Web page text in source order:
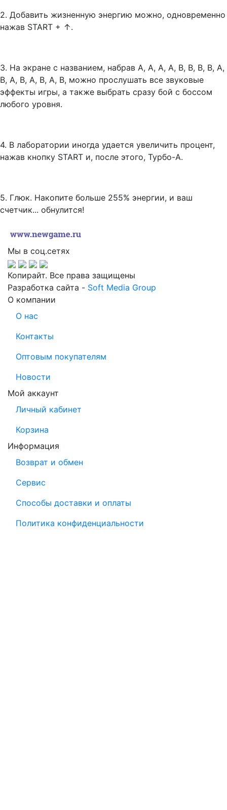
2. Добавить жизненную энергию можно, одновременно
нажав START + ↑.
3. На экране с названием, набрав А, А, А, А, В, В, В, В, А,
В, А, В, А, В, А, В, можно прослушать все звуковые
эффекты игры, а также выбрать сразу бой с боссом
любого уровня.
4. В лаборатории иногда удается увеличить процент,
нажав кнопку START и, после этого, Турбо-А.
5. Глюк. Накопите больше 255% энергии, и ваш
счетчик... обнулится!
Мы в соц.сетях
Копирайт. Все права защищены
Разработка сайта - Soft Media Group
О компании
О нас
Контакты
Оптовым покупателям
Новости
Мой аккаунт
Личный кабинет
Корзина
Информация
Возврат и обмен
Сервис
Способы доставки и оплаты
Политика конфиденциальности